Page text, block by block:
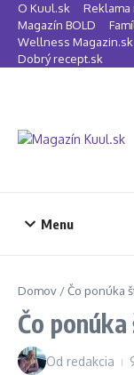
Preskočiť na obsah
O Kuul.sk Reklama
Magazín BOLD
Wellness Magazin.sk
Dobrý recept.sk
Menu
Domov /Čo ponúka
Čo
Od redakcia